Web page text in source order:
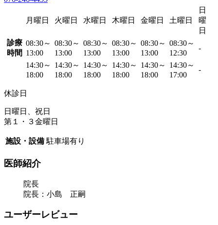
月曜日 火曜日 水曜日 木曜日 金曜日 土曜日
日
曜
日
診療
時間
08:30～
13:00
08:30～
13:00
08:30～
13:00
08:30～
13:00
08:30～
13:00
08:30～
12:30
-
14:30～
18:00
14:30～
18:00
14:30～
18:00
14:30～
18:00
14:30～
18:00
14:30～
17:00
-
休診日
日曜日、祝日
第１・３金曜日
施設・設備 駐車場有り
医師紹介
院長
院長：小島 正嗣
ユーザーレビュー